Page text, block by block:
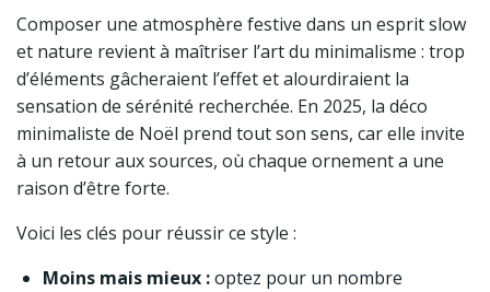
Composer une atmosphère festive dans un esprit slow
et nature revient à maîtriser l’art du minimalisme : trop
d’éléments gâcheraient l’effet et alourdiraient la
sensation de sérénité recherchée. En 2025, la déco
minimaliste de Noël prend tout son sens, car elle invite
à un retour aux sources, où chaque ornement a une
raison d’être forte.
Voici les clés pour réussir ce style :
Moins mais mieux :optez pour un nombre